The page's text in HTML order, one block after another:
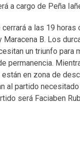
a cargo de Peña
cerrará a las 19 horas
Maracena B. Los
un triunfo para
permanencia.
en zona de
al partido necesitado
será Faciaben